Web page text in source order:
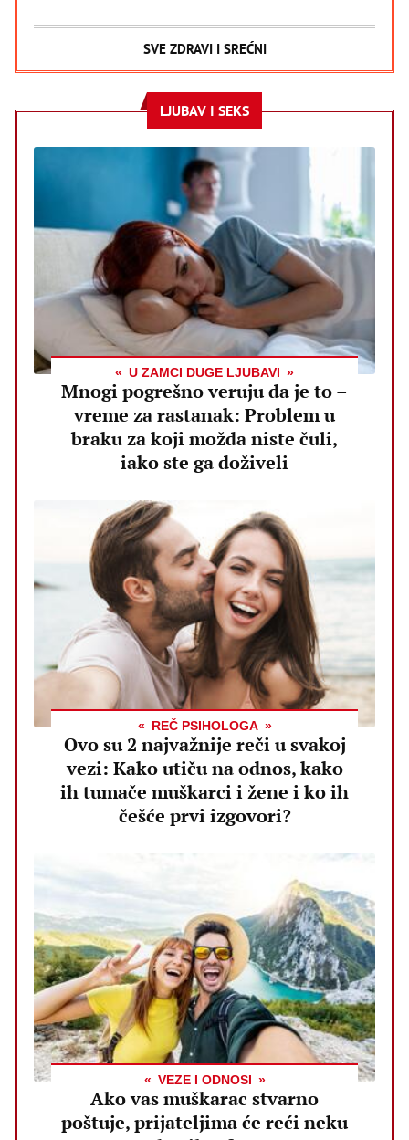
SVE ZDRAVI I SREĆNI
LJUBAV I SEKS
U ZAMCI DUGE LJUBAVI
Mnogi pogrešno veruju da je to –
vreme za rastanak: Problem u
braku za koji možda niste čuli,
iako ste ga doživeli
REČ PSIHOLOGA
Ovo su 2 najvažnije reči u svakoj
vezi: Kako utiču na odnos, kako
ih tumače muškarci i žene i ko ih
češće prvi izgovori?
VEZE I ODNOSI
Ako vas muškarac stvarno
poštuje, prijateljima će reći neku